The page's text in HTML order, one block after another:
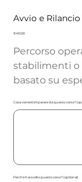
Avvio e
Price
€410.00
Percorso
stabilimenti o
basato su
Cosa vorresti imparare da questo corso?
to
Perchè hai scelto questo corso? (optional)